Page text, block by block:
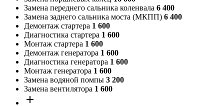
Замена переднего сальника коленвала 6 400
Замена заднего сальника моста (МКПП) 6 400
Демонтаж стартера 1 600
Диагностика стартера 1 600
Монтаж стартера 1 600
Демонтаж генератора 1 600
Диагностика генератора 1 600
Монтаж генератора 1 600
Замена водяной помпы 3 200
Замена вентилятора 1 600
add